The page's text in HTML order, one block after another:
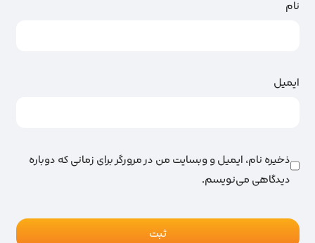
نام
ایمیل
ذخیره نام، ایمیل و وبسایت من در مرورگر برای زمانی که دوباره
دیدگاهی می‌نویسم.